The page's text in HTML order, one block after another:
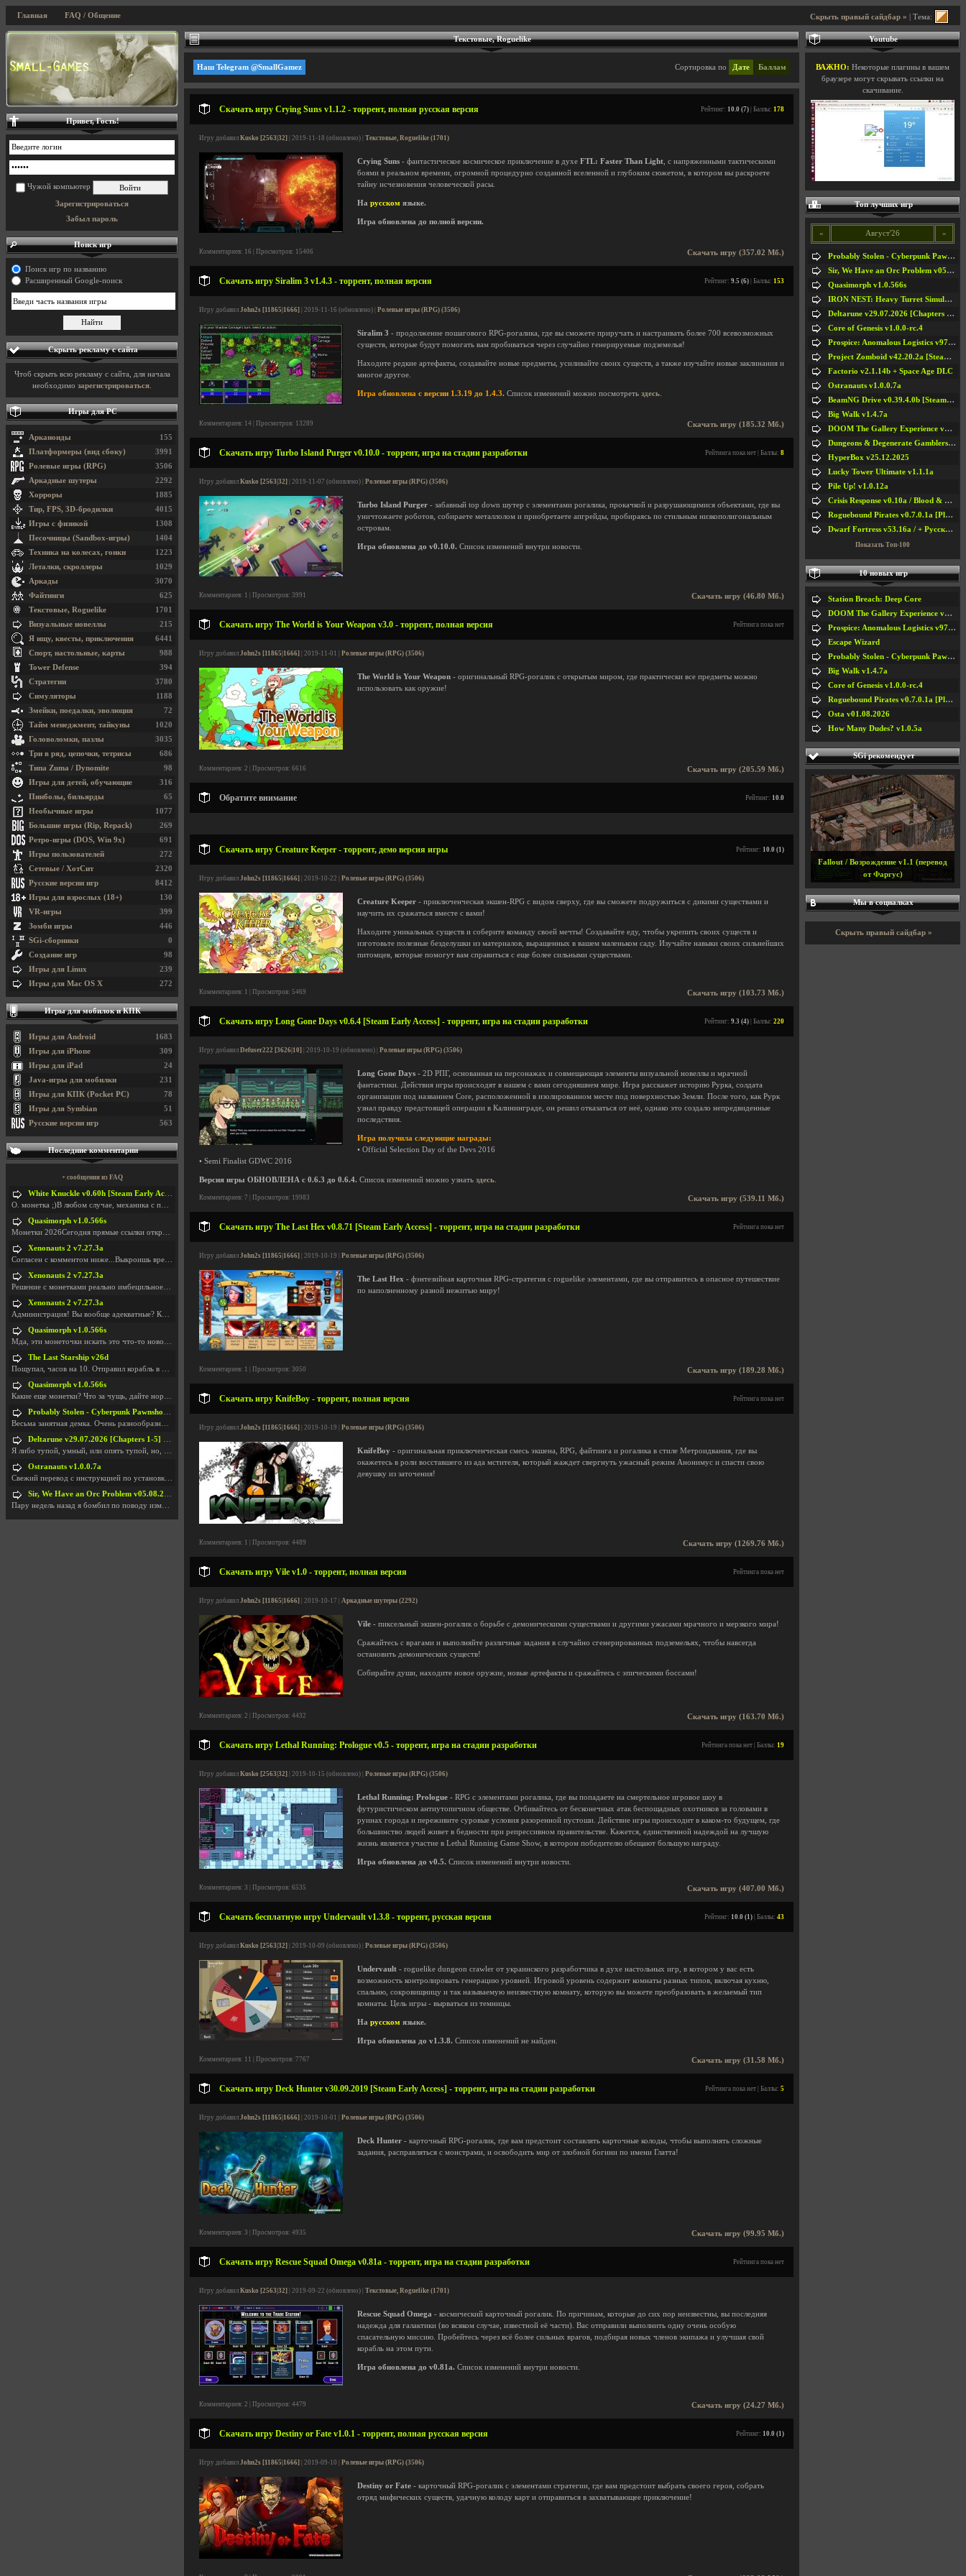
Скрыть правый сайдбар » | Тема:
Главная FAQ / Общение
Текстовые, Roguelike
Сортировка по Дате Баллам
Наш Telegram @SmallGamez
Скачать игру Crying Suns v1.1.2 - торрент, полная русская версия Рейтинг: 10.0 (7) | Баллы: 178
Игру добавил Kusko [2563|32] | 2019-11-18 (обновлено) | Текстовые, Roguelike (1701)
Crying Suns - фантастическое космическое приключение в духе FTL: Faster Than Light , с напряженными тактическими
боями в реальном времени, огромной процедурно созданной вселенной и глубоким сюжетом, в котором вы раскроете
тайну исчезновения человеческой расы.
На русском языке.
Игра обновлена до полной версии.
Скачать игру (357.02 Мб.)
Комментариев: 16 | Просмотров: 15406
Скачать игру Siralim 3 v1.4.3 - торрент, полная версия Рейтинг: 9.5 (6) | Баллы: 153
Игру добавил John2s [11865|1666] | 2019-11-16 (обновлено) | Ролевые игры (RPG) (3506)
Siralim 3 - продолжение пошагового RPG-рогалика, где вы сможете приручать и настраивать более 700 всевозможных
существ, которые будут помогать вам пробиваться через случайно генерируемые подземелья!
Находите редкие артефакты, создавайте новые предметы, усиливайте своих существ, а также изучайте новые заклинания и
многое другое.
Игра обновлена с версии 1.3.19 до 1.4.3. Список изменений можно посмотреть здесь
Скачать игру (185.32 Мб.)
Комментариев: 14 | Просмотров: 13289
Скачать игру Turbo Island Purger v0.10.0 - торрент, игра на стадии разработки Рейтинга пока нет | Баллы: 8
Игру добавил Kusko [2563|32] | 2019-11-07 (обновлено) | Ролевые игры (RPG) (3506)
Turbo Island Purger - забавный top down шутер с элементами рогалика, прокачкой и разрушающимися объектами, где вы
уничтожаете роботов, собираете металлолом и приобретаете апгрейды, пробираясь по стильным низкополигональным
островам.
Игра обновлена до v0.10.0. Список изменений внутри новости.
Скачать игру (46.80 Мб.)
Комментариев: 1 | Просмотров: 3991
Скачать игру The World is Your Weapon v3.0 - торрент, полная версия Рейтинга пока нет
Игру добавил John2s [11865|1666] | 2019-11-01 | Ролевые игры (RPG) (3506)
The World is Your Weapon - оригинальный RPG-рогалик с открытым миром, где практически все предметы можно
использовать как оружие!
Скачать игру (205.59 Мб.)
Комментариев: 2 | Просмотров: 6616
Обратите внимание Рейтинг: 10.0
Скачать игру Creature Keeper - торрент, демо версия игры Рейтинг: 10.0 (1)
Игру добавил John2s [11865|1666] | 2019-10-22 | Ролевые игры (RPG) (3506)
Creature Keeper - приключенческая экшен-RPG с видом сверху, где вы сможете подружиться с дикими существами и
научить их сражаться вместе с вами!
Находите уникальных существ и соберите команду своей мечты! Создавайте еду, чтобы укрепить своих существ и
изготовьте полезные безделушки из материалов, выращенных в вашем маленьком саду. Изучайте навыки своих сильнейших
питомцев, которые помогут вам справиться с еще более сильными существами.
Скачать игру (103.73 Мб.)
Комментариев: 1 | Просмотров: 5469
Скачать игру Long Gone Days v0.6.4 [Steam Early Access] - торрент, игра на стадии разработки Рейтинг: 9.3 (4) | Баллы: 220
Игру добавил Defuser222 [3626|10] | 2019-10-19 (обновлено) | Ролевые игры (RPG) (3506)
Long Gone Days - 2D РПГ, основанная на персонажах и совмещающая элементы визуальной новеллы и мрачной
фантастики. Действия игры происходят в нашем с вами сегодняшнем мире. Игра расскажет историю Рурка, солдата
организации под названием Core, расположенной в изолированном месте под поверхностью Земли. После того, как Рурк
узнал правду предстоящей операции в Калининграде, он решил отказаться от неё, однако это создало непредвиденные
последствия.
Игра получила следующие награды:
• Official Selection Day of the Devs 2016
• Semi Finalist GDWC 2016
Версия игры ОБНОВЛЕНА с 0.6.3 до 0.6.4. Список изменений можно узнать здесь
Скачать игру (539.11 Мб.)
Комментариев: 7 | Просмотров: 19983
Скачать игру The Last Hex v0.8.71 [Steam Early Access] - торрент, игра на стадии разработки Рейтинга пока нет
Игру добавил John2s [11865|1666] | 2019-10-19 | Ролевые игры (RPG) (3506)
The Last Hex - фэнтезийная карточная RPG-стратегия с roguelike элементами, где вы отправитесь в опасное путешествие
по наполненному разной нежитью миру!
Скачать игру (189.28 Мб.)
Комментариев: 1 | Просмотров: 3050
Скачать игру KnifeBoy - торрент, полная версия Рейтинга пока нет
Игру добавил John2s [11865|1666] | 2019-10-19 | Ролевые игры (RPG) (3506)
KnifeBoy - оригинальная приключенческая смесь экшена, RPG, файтинга и рогалика в стиле Метроидвания, где вы
окажетесь в роли восставшего из ада мстителя, который жаждет свергнуть ужасный режим Анонимус и спасти свою
девушку из заточения!
Скачать игру (1269.76 Мб.)
Комментариев: 1 | Просмотров: 4489
Скачать игру Vile v1.0 - торрент, полная версия Рейтинга пока нет
Игру добавил John2s [11865|1666] | 2019-10-17 | Аркадные шутеры (2292)
Vile - пиксельный экшен-рогалик о борьбе с демоническими существами и другими ужасами мрачного и мерзкого мира!
Сражайтесь с врагами и выполняйте различные задания в случайно сгенерированных подземельях, чтобы навсегда
остановить демонических существ!
Собирайте души, находите новое оружие, новые артефакты и сражайтесь с эпическими боссами!
Скачать игру (163.70 Мб.)
Комментариев: 2 | Просмотров: 4432
Скачать игру Lethal Running: Prologue v0.5 - торрент, игра на стадии разработки Рейтинга пока нет | Баллы: 19
Игру добавил Kusko [2563|32] | 2019-10-15 (обновлено) | Ролевые игры (RPG) (3506)
Lethal Running: Prologue - RPG с элементами рогалика, где вы попадаете на смертельное игровое шоу в
футуристическом антиутопичном обществе. Отбивайтесь от бесконечных атак беспощадных охотников за головами в
руинах города и переживите суровые условия разоренной пустоши. Действие игры происходит в каком-то будущем, где
большинство людей живет в бедности при репрессивном правительстве. Кажется, единственной надеждой на лучшую
жизнь является участие в Lethal Running Game Show, в котором победителю обещают большую награду.
Игра обновлена до v0.5. Список изменений внутри новости.
Скачать игру (407.00 Мб.)
Комментариев: 3 | Просмотров: 6535
Скачать бесплатную игру Undervault v1.3.8 - торрент, русская версия Рейтинг: 10.0 (1) | Баллы: 43
Игру добавил Kusko [2563|32] | 2019-10-09 (обновлено) | Ролевые игры (RPG) (3506)
Undervault - roguelike dungeon crawler от украинского разработчика в духе настольных игр, в котором у вас есть
возможность контролировать генерацию уровней. Игровой уровень содержит комнаты разных типов, включая кухню,
спальню, сокровищницу и так называемую неизвестную комнату, которую вы можете преобразовать в желаемый тип
комнаты. Цель игры - вырваться из темницы.
На русском языке.
Игра обновлена до v1.3.8. Список изменений не найден.
Скачать игру (31.58 Мб.)
Комментариев: 11 | Просмотров: 7767
Скачать игру Deck Hunter v30.09.2019 [Steam Early Access] - торрент, игра на стадии разработки Рейтинга пока нет | Баллы: 5
Игру добавил John2s [11865|1666] | 2019-10-01 | Ролевые игры (RPG) (3506)
Deck Hunter - карточный RPG-рогалик, где вам предстоит составлять карточные колоды, чтобы выполнять сложные
задания, расправляться с монстрами, и освободить мир от злобной богини по имени Глатта!
Скачать игру (99.95 Мб.)
Комментариев: 3 | Просмотров: 4935
Скачать игру Rescue Squad Omega v0.81a - торрент, игра на стадии разработки Рейтинга пока нет
Игру добавил Kusko [2563|32] | 2019-09-22 (обновлено) | Текстовые, Roguelike (1701)
Rescue Squad Omega - космический карточный рогалик. По причинам, которые до сих пор неизвестны, вы последняя
надежда для галактики (во всяком случае, известной её части). Вас отправили выполнить одну очень особую
спасательную миссию. Пробейтесь через всё более сильных врагов, подбирая новых членов экипажа и улучшая свой
корабль на этом пути.
Игра обновлена до v0.81a. Список изменений внутри новости.
Скачать игру (24.27 Мб.)
Комментариев: 2 | Просмотров: 4479
Скачать игру Destiny or Fate v1.0.1 - торрент, полная русская версия Рейтинг: 10.0 (1)
Игру добавил John2s [11865|1666] | 2019-09-10 | Ролевые игры (RPG) (3506)
Destiny or Fate - карточный RPG-рогалик с элементами стратегии, где вам предстоит выбрать своего героя, собрать
отряд мифических существ, удачную колоду карт и отправиться в захватывающее приключение!
Привет, Гость!
Чужой компьютер
Зарегистрироваться
Забыл пароль
Поиск игр
Поиск игр по названию
Расширенный Google-поиск
Скрыть рекламу с сайта
Чтоб скрыть всю рекламу с сайта, для начала
необходимо зарегистрироваться
Игры для PC
155
Арканоиды
3991
Платформеры (вид сбоку)
3506
Ролевые игры (RPG)
2292
Аркадные шутеры
1885
Хорроры
4015
Тир, FPS, 3D-бродилки
1308
Игры с физикой
1404
Песочницы (Sandbox-игры)
1223
Техника на колесах, гонки
1029
Леталки, скроллеры
3070
Аркады
625
Файтинги
1701
Текстовые, Roguelike
215
Визуальные новеллы
6441
Я ищу, квесты, приключения
988
Спорт, настольные, карты
394
Tower Defense
3780
Стратегии
1188
Симуляторы
72
Змейки, поедалки, эволюция
1020
Тайм менеджмент, тайкуны
3035
Головоломки, пазлы
686
Три в ряд, цепочки, тетрисы
98
Типа Zuma / Dynomite
316
Игры для детей, обучающие
65
Пинболы, бильярды
1077
Необычные игры
269
Большие игры (Rip, Repack)
691
Ретро-игры (DOS, Win 9x)
272
Игры пользователей
2320
Сетевые / ХотСит
8412
Русские версии игр
130
Игры для взрослых (18+)
399
VR-игры
446
Зомби игры
0
SGi-сборники
98
Создание игр
239
Игры для Linux
272
Игры для Mac OS X
Игры для мобилок и КПК
1683
Игры для Android
309
Игры для iPhone
24
Игры для iPad
231
Java-игры для мобилки
78
Игры для КПК (Pocket PC)
51
Игры для Symbian
563
Русские версии игр
Последние комментарии
+ сообщения из FAQ
White Knuckle v0.60h [Steam Early Access]
О. монетка ;)В любом случае, механика с поиском мо
Quasimorph v1.0.566s
Монетки 2026Сегодня прямые ссылки открываются посл
Xenonauts 2 v7.27.3a
Согласен с комментом ниже...Выкроишь время чтобы з
Xenonauts 2 v7.27.3a
Решение с монетками реально имбецильное. Как сдела
Xenonauts 2 v7.27.3a
Администрация! Вы вообще адекватные? Какие монетки
Quasimorph v1.0.566s
Мда, эти монеточки искать это что-то новое в сфере
The Last Starship v26d
Пощупал, часов на 10. Отправил корабль в другую Га
Quasimorph v1.0.566s
Какие еще монетки? Что за чущь, дайте нормально ск
Probably Stolen - Cyberpunk Pawnshop Simulator v048c [Playtest]
Весьма занятная демка. Очень разнообразные механик
Deltarune v29.07.2026 [Chapters 1-5] / + RUS [Chapters 1-5]
Я либо тупой, умный, или опять тупой, но, вроде я
Ostranauts v1.0.0.7a
Свежий перевод с инструкцией по установкеhttps://g
Sir, We Have an Orc Problem v05.08.2026
Пару недель назад я бомбил по поводу изменения мин
Youtube
ВАЖНО: Некоторые плагины в вашем
браузере могут скрывать ссылки на
скачивание.
Топ лучших игр
« Август'26 »
Probably Stolen - Cyberpunk Pawnshop Simulator v048c [Playtest]
Sir, We Have an Orc Problem v05.08.2026
Quasimorph v1.0.566s
IRON NEST: Heavy Turret Simulator v1.0a
Deltarune v29.07.2026 [Chapters 1-5] / + RUS [Chapters 1-5]
Core of Genesis v1.0.0-rc.4
Prospice: Anomalous Logistics v97 [Playtest]
Project Zomboid v42.20.2a [Steam Early Access]
Factorio v2.1.14b + Space Age DLC
Ostranauts v1.0.0.7a
BeamNG Drive v0.39.4.0b [Steam Early Access]
Big Walk v1.4.7a
DOOM The Gallery Experience v1.4.2
Dungeons & Degenerate Gamblers v2.0.2a
HyperBox v25.12.2025
Lucky Tower Ultimate v1.1.1a
Pile Up! v1.0.12a
Crisis Response v0.10a / Blood & Bullet
Roguebound Pirates v0.7.0.1a [Playtest]
Dwarf Fortress v53.16a / + Русская Версия v50.12a
Показать Топ-100
10 новых игр
Station Breach: Deep Core
DOOM The Gallery Experience v1.4.2
Prospice: Anomalous Logistics v97 [Playtest]
Escape Wizard
Probably Stolen - Cyberpunk Pawnshop Simulator v048c [Playtest]
Big Walk v1.4.7a
Core of Genesis v1.0.0-rc.4
Roguebound Pirates v0.7.0.1a [Playtest]
Osta v01.08.2026
How Many Dudes? v1.0.5a
SGi рекомендует
Fallout / Возрождение v1.1 (перевод
от Фаргус)
Мы в социалках
Скрыть правый сайдбар »